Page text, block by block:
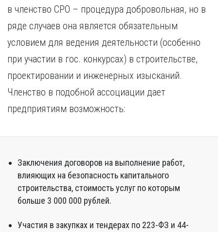
Краснодар
Курган
Курск
Л
Липецк
М
Махачкала
Набережные Челны
Нижний Новгород
Нижний Тагил
Новокузнецк
Новосибирск
Ульяновск
Хабаровск
Чебоксары
Челябинск
Я
в членство СРО – процедура добровольная, но в
ряде случаев она является обязательным
условием для ведения деятельности (особенно
при участии в гос. конкурсах) в строительстве,
проектировании и инженерных изысканий.
Членство в подобной ассоциации дает
предприятиям возможность:
Заключения договоров на выполнение работ,
влияющих на безопасность капитального
строительства, стоимость услуг по которым
больше 3 000 000 рублей.
Участия в закупках и тендерах по 223-ФЗ и 44-